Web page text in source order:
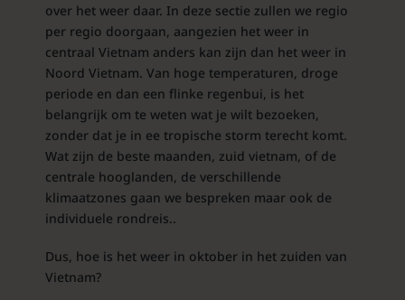
over het weer daar. In deze sectie zullen we regio
per regio doorgaan, aangezien het weer in
centraal Vietnam anders kan zijn dan het weer in
Noord Vietnam. Van hoge temperaturen, droge
periode en dan een flinke regenbui, is het
belangrijk om te weten wat je wilt bezoeken,
zonder dat je in ee tropische storm terecht komt.
Wat zijn de beste maanden, zuid vietnam, of de
centrale hooglanden, de verschillende
klimaatzones gaan we bespreken maar ook de
individuele rondreis..
Dus, hoe is het weer in oktober in het zuiden van
Vietnam?